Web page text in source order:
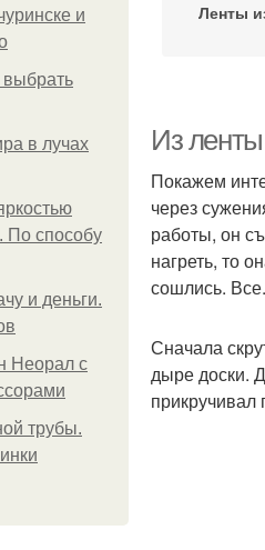
и
выбрать
в лучах
По способу
и деньги.
Неорал с
трубы.
Ленты
Из
Покажем
через
работы, он
нагреть, то
сошлись.
Сначала
дыре доски.
прикручивал